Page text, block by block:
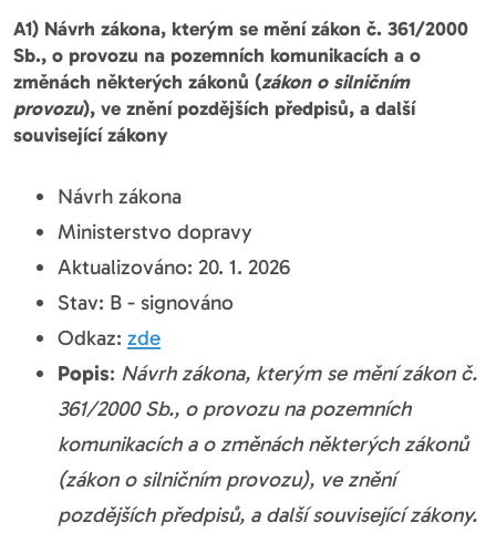
A1) Návrh zákona, kterým se mění zákon č. 361/2000
Sb., o provozu na pozemních komunikacích a o
změnách některých zákonů (zákon o silničním
provozu), ve znění pozdějších předpisů, a další
související zákony
Návrh zákona
Ministerstvo dopravy
Aktualizováno: 20. 1. 2026
Stav: B - signováno
Odkaz: zde
Popis: Návrh zákona, kterým se mění zákon č.
361/2000 Sb., o provozu na pozemních
komunikacích a o změnách některých zákonů
(zákon o silničním provozu), ve znění
pozdějších předpisů, a další související zákony.